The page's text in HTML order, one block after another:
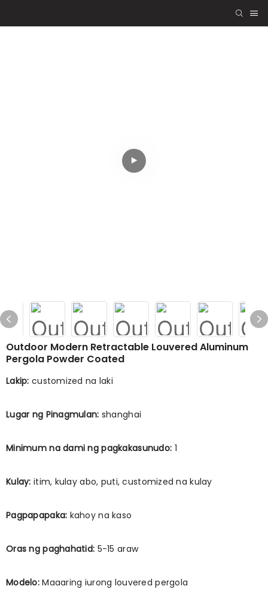
Outdoor Modern Retractable Louvered Aluminum
Pergola Powder Coated
Lakip: customized na laki
Lugar ng Pinagmulan: shanghai
Minimum na dami ng pagkakasunudo: 1
Kulay: itim, kulay abo, puti, customized na kulay
Pagpapapaka: kahoy na kaso
Oras ng paghahatid: 5-15 araw
Modelo:Maaaring iurong louvered pergola